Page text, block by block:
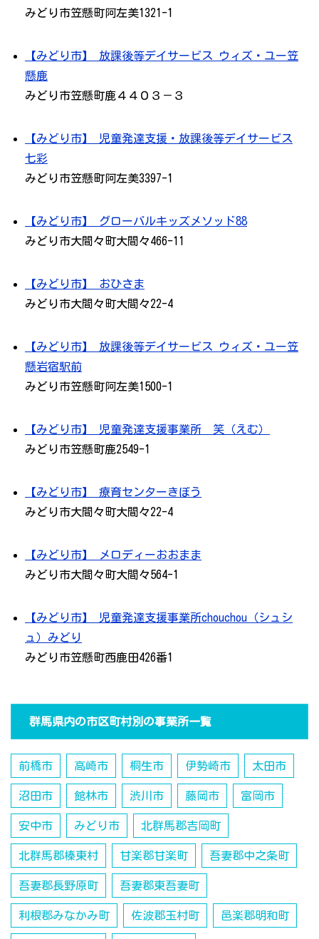
みどり市笠懸町阿左美1321-1
【みどり市】 放課後等デイサービス ウィズ・ユー笠
懸鹿
みどり市笠懸町鹿４４０３－３
【みどり市】 児童発達支援・放課後等デイサービス
七彩
みどり市笠懸町阿左美3397-1
【みどり市】 グローバルキッズメソッド88
みどり市大間々町大間々466-11
【みどり市】 おひさま
みどり市大間々町大間々22-4
【みどり市】 放課後等デイサービス ウィズ・ユー笠
懸岩宿駅前
みどり市笠懸町阿左美1500-1
【みどり市】 児童発達支援事業所 笑（えむ）
みどり市笠懸町鹿2549-1
【みどり市】 療育センターきぼう
みどり市大間々町大間々22-4
【みどり市】 メロディーおおまま
みどり市大間々町大間々564-1
【みどり市】 児童発達支援事業所chouchou（シュシ
ュ）みどり
みどり市笠懸町西鹿田426番1
群馬県内の市区町村別の事業所一覧
前橋市 高崎市 桐生市 伊勢崎市 太田市
沼田市 館林市 渋川市 藤岡市 富岡市
安中市 みどり市 北群馬郡吉岡町
北群馬郡榛東村 甘楽郡甘楽町 吾妻郡中之条町
吾妻郡長野原町 吾妻郡東吾妻町
利根郡みなかみ町 佐波郡玉村町 邑楽郡明和町